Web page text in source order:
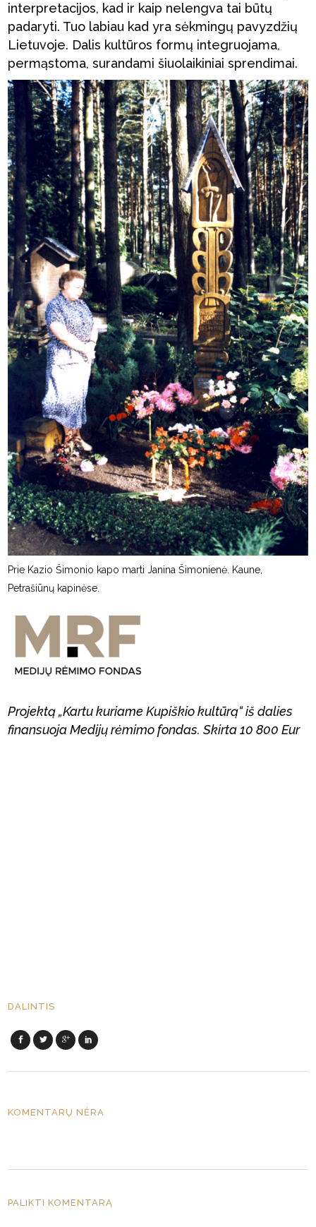
interpretacijos, kad ir kaip nelengva tai būtų
padaryti. Tuo labiau kad yra sėkmingų pavyzdžių
Lietuvoje. Dalis kultūros formų integruojama,
permąstoma, surandami šiuolaikiniai sprendimai.
Prie Kazio Šimonio kapo marti Janina Šimonienė. Kaune,
Petrašiūnų kapinėse.
Projektą „Kartu kuriame Kupiškio kultūrą“ iš dalies
finansuoja Medijų rėmimo fondas. Skirta 10 800 Eur
DALINTIS
KOMENTARŲ NĖRA
PALIKTI KOMENTARĄ